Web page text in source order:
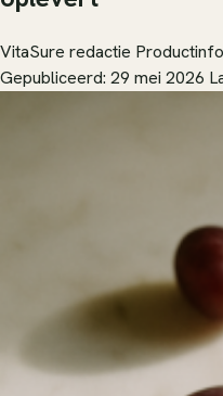
VitaSure redactie
Gepubliceerd: 29 mei 2026